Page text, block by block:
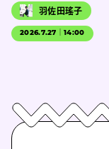
羽佐田瑤子
2026.7.27｜14:00